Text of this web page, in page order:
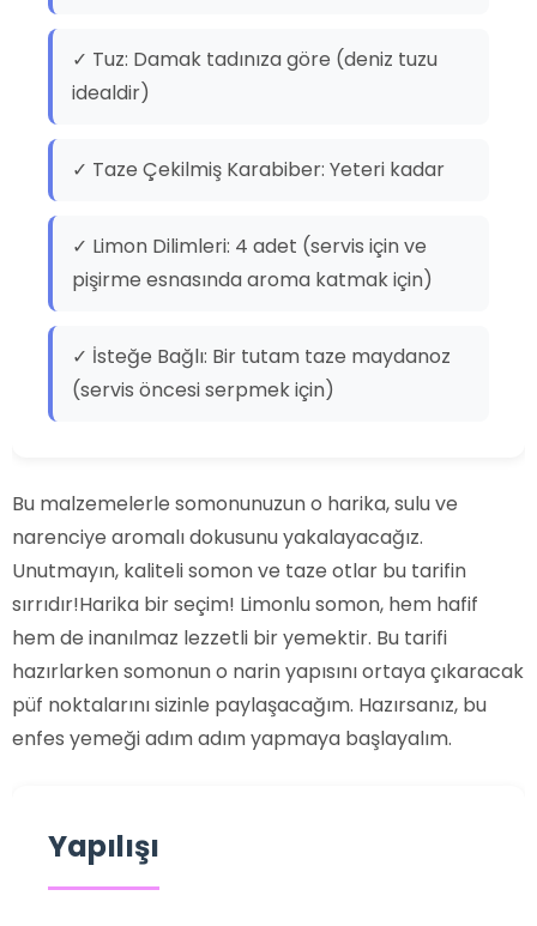
✓ Tuz: Damak tadınıza göre (deniz tuzu
idealdir)
✓ Taze Çekilmiş Karabiber: Yeteri kadar
✓ Limon Dilimleri: 4 adet (servis için ve
pişirme esnasında aroma katmak için)
✓ İsteğe Bağlı: Bir tutam taze maydanoz
(servis öncesi serpmek için)
Bu malzemelerle somonunuzun o harika, sulu ve
narenciye aromalı dokusunu yakalayacağız.
Unutmayın, kaliteli somon ve taze otlar bu tarifin
sırrıdır!Harika bir seçim! Limonlu somon, hem hafif
hem de inanılmaz lezzetli bir yemektir. Bu tarifi
hazırlarken somonun o narin yapısını ortaya çıkaracak
püf noktalarını sizinle paylaşacağım. Hazırsanız, bu
enfes yemeği adım adım yapmaya başlayalım.
Yapılışı